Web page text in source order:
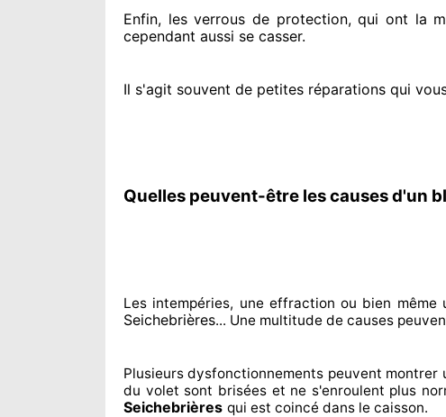
Enfin, les verrous de protection, qui ont la
cependant aussi se casser.
Il s'agit souvent de petites réparations qui
Quelles peuvent-être les causes d'un
Les intempéries, une effraction ou bien même
Seichebrières... Une multitude de causes
Plusieurs dysfonctionnements peuvent montrer
du volet sont briséeset ne s'enroulent plus
Seichebrières qui est coincé dans le caisson.